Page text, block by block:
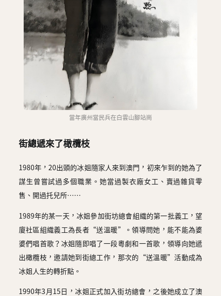
當年廣州當民兵在白雲山腳站崗
街總遞來了橄欖枝
1980年，20出頭的冰姐隨家人來到澳門，初來乍到的她為了
謀生曾嘗試過多個職業。她當過製衣廠女工、賣過雜貨零
售、開過托兒所……
1989年的某一天，冰姐參加街坊總會組織的第一批義工，望
廈社區組織義工為長者“送溫暖”。領導問她，能不能為婆
婆們唱首歌？冰姐隨即唱了一段粵劇和一首歌，領導向她遞
出橄欖枝，邀請她到街總工作，那次的“送溫暖”活動成為
冰姐人生的轉折點。
1990年3月15日，冰姐正式加入街坊總會，之後她成立了澳